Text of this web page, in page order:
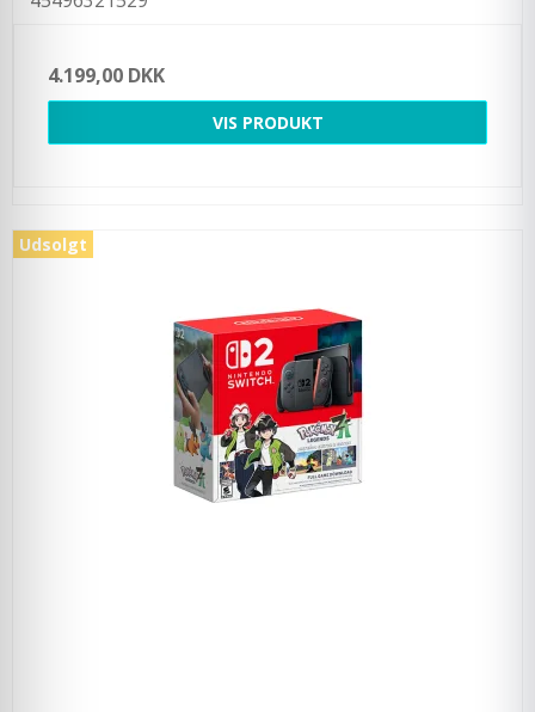
4.199,00 DKK
VIS PRODUKT
Udsolgt